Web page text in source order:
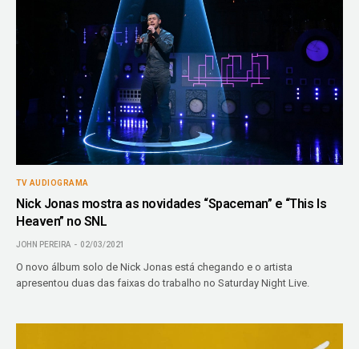
TV AUDIOGRAMA
Nick Jonas mostra as novidades “Spaceman” e “This Is
Heaven” no SNL
JOHN PEREIRA 02/03/2021
O novo álbum solo de Nick Jonas está chegando e o artista
apresentou duas das faixas do trabalho no Saturday Night Live.